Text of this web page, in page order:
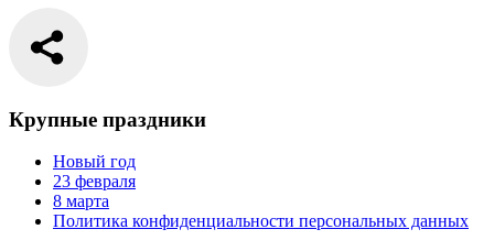
Крупные праздники
Новый год
23 февраля
8 марта
Политика конфиденциальности персональных данных